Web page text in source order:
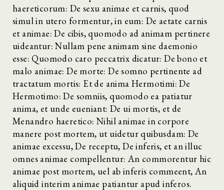
haereticorum: De sexu animae et carnis, quod
simul in utero formentur, in eum: De aetate carnis
et animae: De cibis, quomodo ad animam pertinere
uideantur: Nullam pene animam sine daemonio
esse: Quomodo caro peccatrix dicatur: De bono et
malo animae: De morte: De somno pertinente ad
tractatum mortis: Et de anima Hermotimi: De
Hermotimo: De somniis, quomodo ea patiatur
anima, et unde eueniant: De ui mortis, et de
Menandro haeretico: Nihil animae in corpore
manere post mortem, ut uidetur quibusdam: De
animae excessu, De receptu, De inferis, et an illuc
omnes animae compellentur: An commorentur hic
animae post mortem, uel ab inferis commeent, An
aliquid interim animae patiantur apud inferos.